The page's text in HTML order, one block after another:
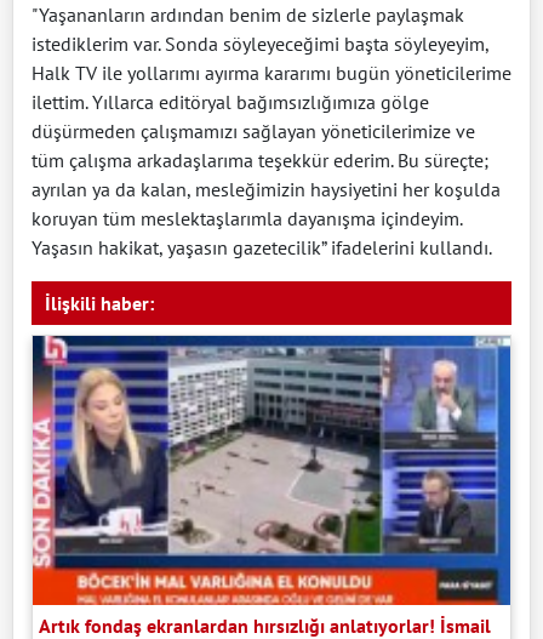
"Yaşananların ardından benim de sizlerle paylaşmak
istediklerim var. Sonda söyleyeceğimi başta söyleyeyim,
Halk TV ile yollarımı ayırma kararımı bugün yöneticilerime
ilettim. Yıllarca editöryal bağımsızlığımıza gölge
düşürmeden çalışmamızı sağlayan yöneticilerimize ve
tüm çalışma arkadaşlarıma teşekkür ederim. Bu süreçte;
ayrılan ya da kalan, mesleğimizin haysiyetini her koşulda
koruyan tüm meslektaşlarımla dayanışma içindeyim.
Yaşasın hakikat, yaşasın gazetecilik” ifadelerini kullandı.
İlişkili haber:
Artık fondaş ekranlardan hırsızlığı anlatıyorlar! İsmail